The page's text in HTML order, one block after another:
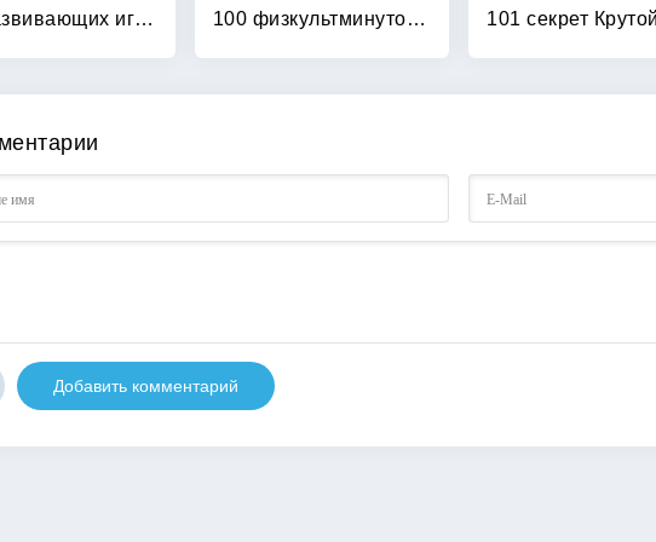
100 развивающих игр и упражнений от рождения до года 100 физкультминуток на логопедических занятиях